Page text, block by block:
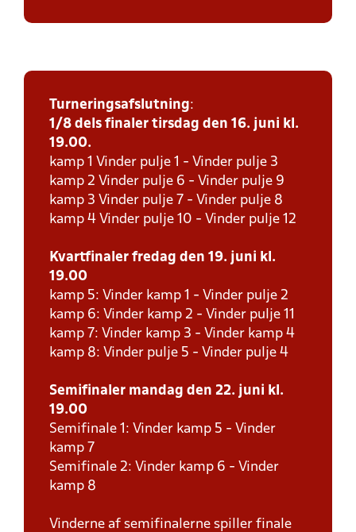
Turneringsafslutning:
1/8 dels finaler tirsdag den 16. juni kl.
19.00.
kamp 1 Vinder pulje 1 - Vinder pulje 3
kamp 2 Vinder pulje 6 - Vinder pulje 9
kamp 3 Vinder pulje 7 - Vinder pulje 8
kamp 4 Vinder pulje 10 - Vinder pulje 12
Kvartfinaler fredag den 19. juni kl.
19.00
kamp 5: Vinder kamp 1 - Vinder pulje 2
kamp 6: Vinder kamp 2 - Vinder pulje 11
kamp 7: Vinder kamp 3 - Vinder kamp 4
kamp 8: Vinder pulje 5 - Vinder pulje 4
Semifinaler mandag den 22. juni kl.
19.00
Semifinale 1: Vinder kamp 5 - Vinder
kamp 7
Semifinale 2: Vinder kamp 6 - Vinder
kamp 8
Vinderne af semifinalerne spiller finale